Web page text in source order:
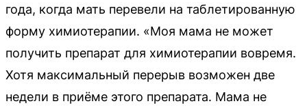
года, когда мать перевели на таблетированную
форму химиотерапии. «Моя мама не может
получить препарат для химиотерапии вовремя.
Хотя максимальный перерыв возможен две
недели в приёме этого препарата. Мама не